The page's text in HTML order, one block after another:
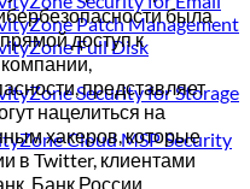
Patch Management
Full Disk
Security for Storage
Cloud MSP Security
была
доступ к
представляет
нацелиться на
хакеров, которые
в Twitter, клиентами
Банк России,